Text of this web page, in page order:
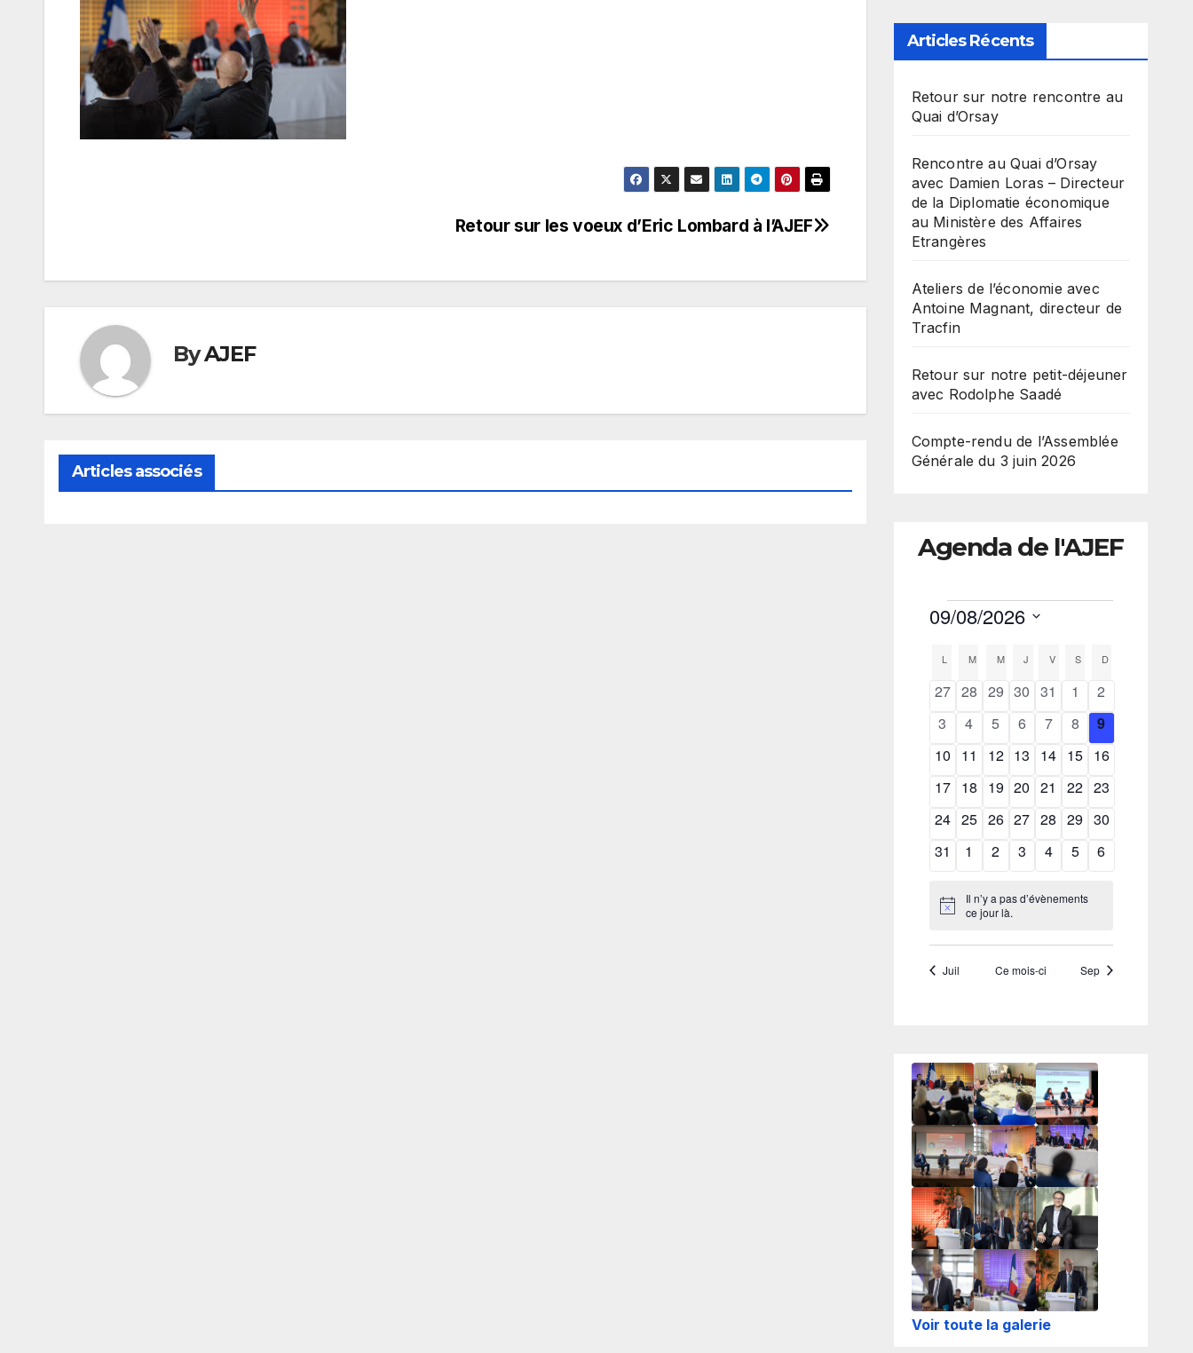
Retour sur les voeux d’Eric Lombard à l’AJEF
ByAJEF
Articles associés
Articles Récents
Retour sur notre rencontre au
Quai d’Orsay
Rencontre au Quai d’Orsay
avec Damien Loras – Directeur
de la Diplomatie économique
au Ministère des Affaires
Etrangères
Ateliers de l’économie avec
Antoine Magnant, directeur de
Tracfin
Retour sur notre petit-déjeuner
avec Rodolphe Saadé
Compte-rendu de l’Assemblée
Générale du 3 juin 2026
Agenda de l'AJEF
Voir toute la galerie